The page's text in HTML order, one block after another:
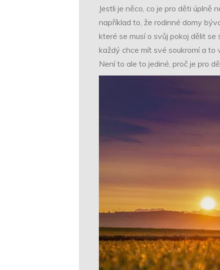
Jestli je něco, co je pro děti úplně
například to, že rodinné domy
které se musí o svůj pokoj dělit
každý chce mít své soukromí a
Není to ale to jediné, proč je pro